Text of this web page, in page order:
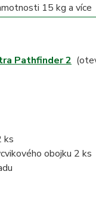
15 kg a více
Pathfinder 2
ks
obojku 2 ks